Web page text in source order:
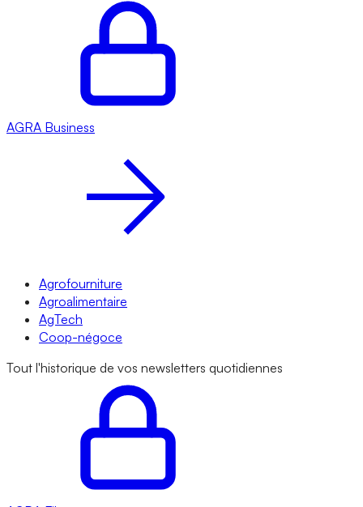
AGRA Business
Agrofourniture
Agroalimentaire
AgTech
Coop-négoce
Tout l'historique de vos newsletters quotidiennes